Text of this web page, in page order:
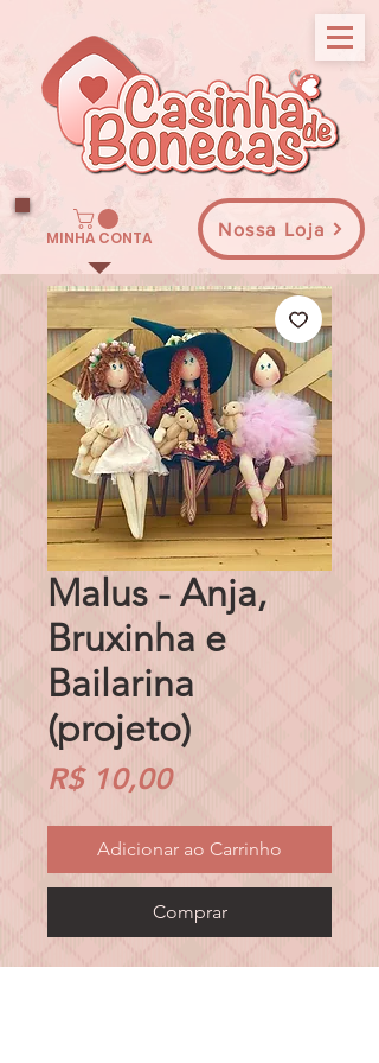
MINHA CONTA Nossa Loja
Malus - Anja,
Bruxinha e
Bailarina
(projeto)
R$ 10,00Preço
Adicionar ao Carrinho
Comprar